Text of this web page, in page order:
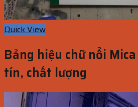
Quick View
Bảng hiệu chữ nổi
tín, chất lượng